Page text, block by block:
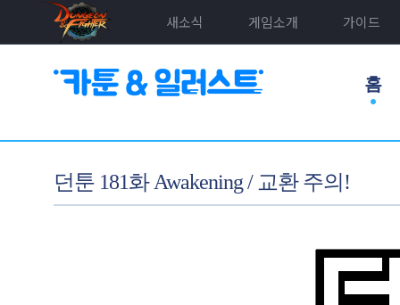
새소식 게임소개 가이드
홈
던툰 181화 Awakening / 교환 주의!